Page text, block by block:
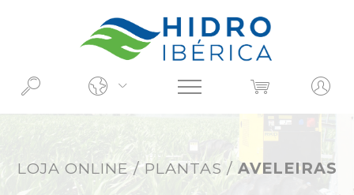
LOJA ONLINE /PLANTAS / AVELEIRAS
O QUE PROCURA?